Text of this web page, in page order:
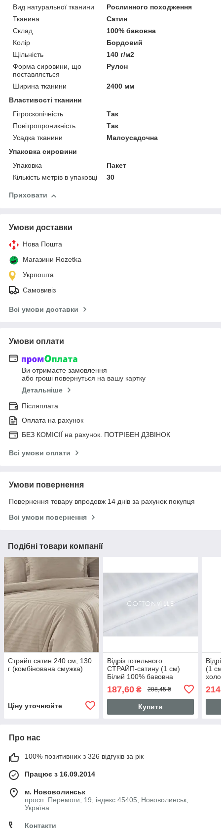
Вид натуральної тканини
Рослинного походження
Тканина
Сатин
Склад
100% бавовна
Колір
Бордовий
Щільність
140 г/м2
Форма сировини, що
поставляється
Рулон
Ширина тканини
2400 мм
Властивості тканини
Гігроскопічність
Так
Повітропроникність
Так
Усадка тканини
Малоусадочна
Упаковка сировини
Упаковка
Пакет
Кількість метрів в упаковці
30
Приховати
Умови доставки
Нова Пошта
Магазини Rozetka
Укрпошта
Самовивіз
Всі умови доставки
Умови оплати
Ви отримаєте замовлення
або гроші повернуться на вашу картку
Детальніше
Післяплата
Оплата на рахунок
БЕЗ КОМІСІЇ на рахунок. ПОТРІБЕН ДЗВІНОК
Всі умови оплати
Умови повернення
Повернення товару впродовж 14 днів за рахунок покупця
Всі умови повернення
Подібні товари компанії
Страйп сатин 240 см, 130
г (комбінована смужка)
Ціну уточнюйте
Відріз готельного
СТРАЙП-сатину (1 см)
Білий 100% бавовна
187,60₴ 208,45 ₴
Купити
(1
Про нас
100% позитивних з 326 відгуків за рік
Працює з 16.09.2014
м. Нововолинськ
просп. Перемоги, 19, індекс 45405, Нововолинськ,
Україна
Контакти